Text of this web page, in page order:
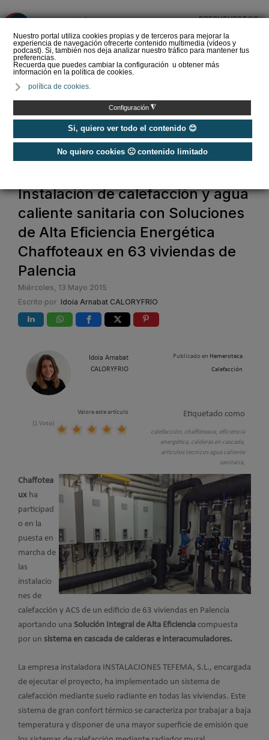
Nuestro portal utiliza cookies propias y de terceros para mejorar la
experiencia de navegación ofrecerte contenido multimedia (vídeos y
podcast). Si, también nos deja analizar nuestro tráfico para mantener tus
preferencias.
Recuerda que puedes cambiar la configuración u obtener más
información en la política de cookies.
política de cookies.
Configuración ◮
Si, quiero ver todo el contenido 😊
No quiero cookies 🙁 contenido limitado
PRESUPUESTOS
demanda el futuro del
sector
Instalación de calefacción y agua
caliente sanitaria con Soluciones
de Alta Eficiencia Energética
Chaffoteaux en 63 viviendas de
Palencia
Miércoles, 13 Mayo 2015
Escrito por Idoia Arnabat CALORYFRIO
Idoia Arnabat
CALORYFRIO
Publicado en Hemeroteca
Calefacción
Valora este artículo
(1 Voto)
Etiquetado como
calefacción, chaffoteaux, eficiencia
energética, calderas en cascada,
articulos tecnicos agua caliente
sanitaria,
Chaffotea
ux ha
participad
o en la
puesta en
marcha de
las
instalacio
nes de
calefacción y ACS de un edificio de 63 viviendas en Palencia
aportando una Solución Integral de Alta Eficiencia compuesta
por un sistema en cascada de calderas e interacumuladores.
La empresa instaladora INSTALACIONES TEFEMA, S.L., encargada
de ejecutar el proyecto, ha implementado un sistema de
calefacción mediante suelo radiante en todas las viviendas. Este
sistema de gran confort térmico se caracteriza por trabajar a baja
temperatura y disponer de una mayor superficie de emisión que